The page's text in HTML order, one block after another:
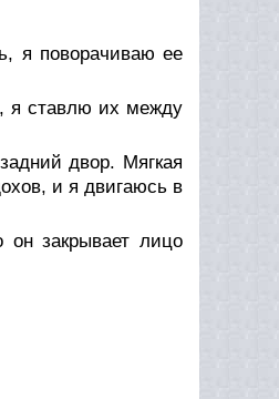
я поворачиваю ее
я ставлю их между
двор. Мягкая
и я двигаюсь в
закрывает лицо